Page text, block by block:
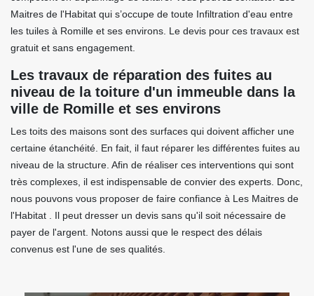
Maitres de l'Habitat qui s’occupe de toute Infiltration d'eau entre
les tuiles à Romille et ses environs. Le devis pour ces travaux est
gratuit et sans engagement.
Les travaux de réparation des fuites au
niveau de la toiture d'un immeuble dans la
ville de Romille et ses environs
Les toits des maisons sont des surfaces qui doivent afficher une
certaine étanchéité. En fait, il faut réparer les différentes fuites au
niveau de la structure. Afin de réaliser ces interventions qui sont
très complexes, il est indispensable de convier des experts. Donc,
nous pouvons vous proposer de faire confiance à Les Maitres de
l'Habitat . Il peut dresser un devis sans qu'il soit nécessaire de
payer de l'argent. Notons aussi que le respect des délais
convenus est l'une de ses qualités.